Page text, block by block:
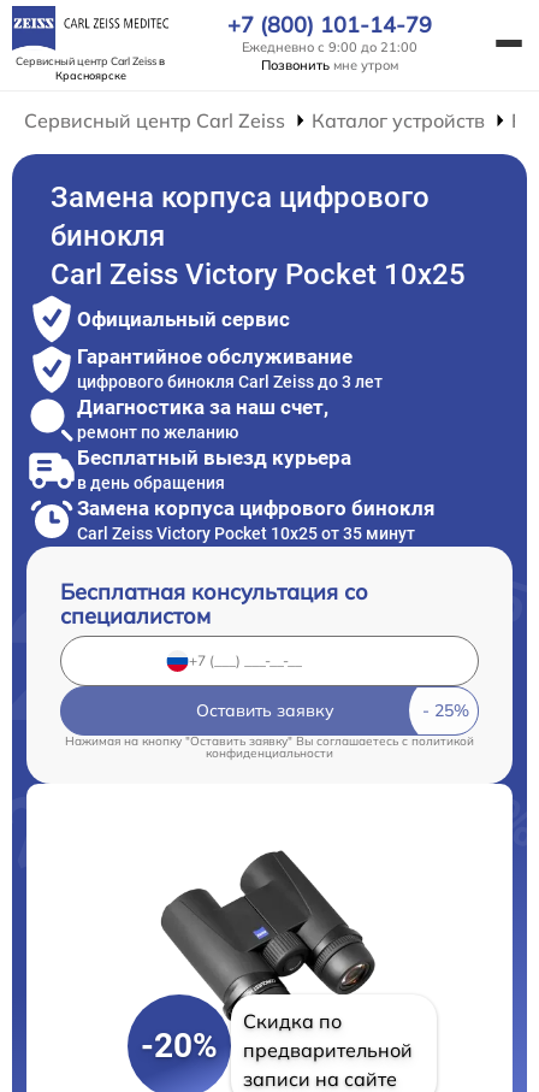
Сервисный центр Carl Zeissв
Красноярске
+7 (800) 101-14-79
Ежедневно с 9:00 до 21:00
Позвонить мне утром
Сервисный центр Carl Zeiss Каталог устройств
Замена корпуса цифрового
бинокля
Carl Zeiss Victory Pocket 10x25
Официальный сервис
Гарантийное обслуживание
цифрового бинокля Carl Zeiss до 3 лет
Диагностика за наш счет,
ремонт по желанию
Бесплатный выезд курьера
в день обращения
Замена корпуса цифрового бинокля
Carl Zeiss Victory Pocket 10x25 от 35 минут
Бесплатная консультация со
специалистом
Оставить заявку
Нажимая на кнопку "Оставить заявку" Вы соглашаетесь cполитикой
конфиденциальности
-20%
Скидка по
предварительной
записи на сайте